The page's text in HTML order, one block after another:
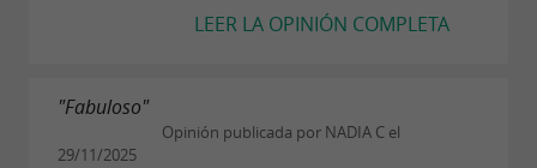
LEER LA OPINIÓN COMPLETA
"Fabuloso"
Opinión publicada por NADIA C el
29/11/2025